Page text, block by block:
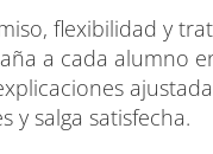
flexibilidad y
a cada alumno
y salga satisfecha.